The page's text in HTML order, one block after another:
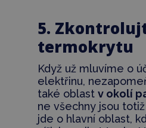
5.
termokrytu
Když už mluvíme o
elektřinu,
také oblast v okolí
ne všechny jsou
jde o hlavní oblast,